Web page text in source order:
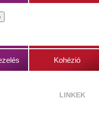
Kohézió
LINKEK